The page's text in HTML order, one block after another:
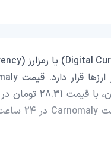
0.000148790 دلار است که با